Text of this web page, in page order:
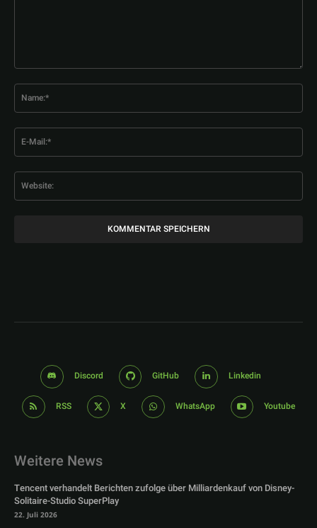
Discord GitHub Linkedin
RSS X WhatsApp Youtube
Weitere News
Tencent verhandelt Berichten zufolge über Milliardenkauf von Disney-
Solitaire-Studio SuperPlay
22. Juli 2026